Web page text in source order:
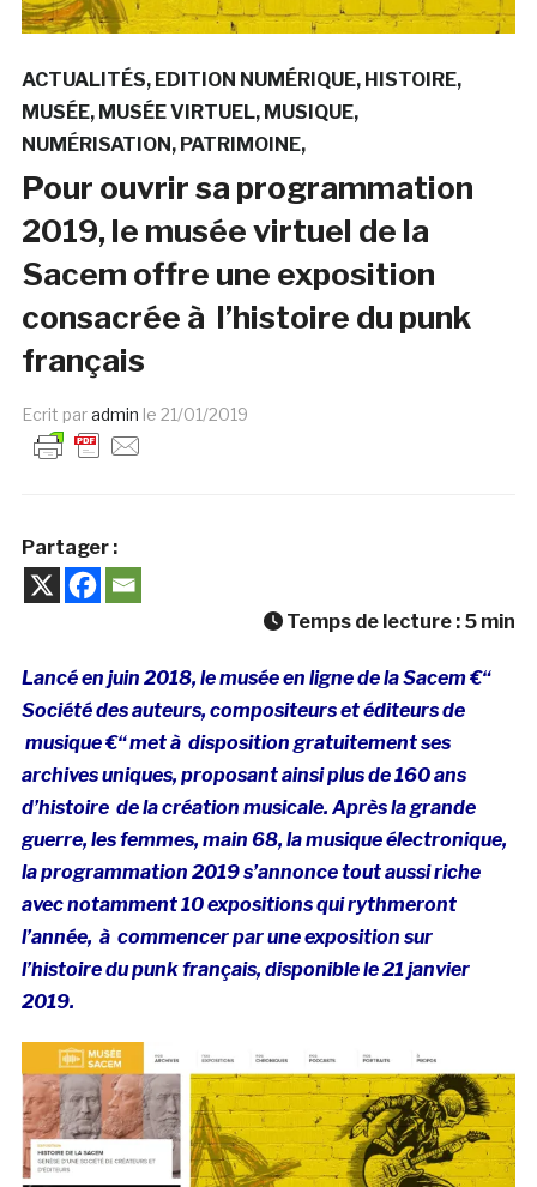
ACTUALITÉS EDITION NUMÉRIQUE HISTOIRE
MUSÉE MUSÉE VIRTUEL MUSIQUE
NUMÉRISATION PATRIMOINE
Pour ouvrir sa programmation
2019, le musée virtuel de la
Sacem offre une exposition
consacrée à l’histoire du punk
français
Ecrit paradmin le 21/01/2019
Partager :
Temps de lecture : 5 min
Lancé en juin 2018, le musée en ligne de la Sacem €“
Société des auteurs, compositeurs et éditeurs de
musique €“ met à disposition gratuitement ses
archives uniques, proposant ainsi plus de 160 ans
d’histoire de la création musicale. Après la grande
guerre, les femmes, main 68, la musique électronique,
la programmation 2019 s’annonce tout aussi riche
avec notamment 10 expositions qui rythmeront
l’année, à commencer par une exposition sur
l’histoire du punk français, disponible le 21 janvier
2019.